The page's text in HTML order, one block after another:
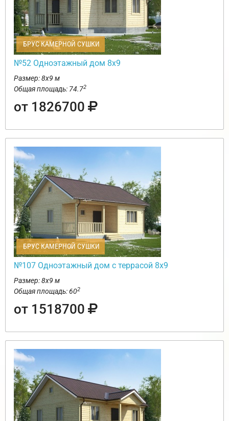
БРУС КАМЕРНОЙ СУШКИ
№52 Одноэтажный дом 8х9
Размер: 8х9 м
Общая площадь: 74.72
от 1826700
БРУС КАМЕРНОЙ СУШКИ
№107 Одноэтажный дом с террасой 8х9
Размер: 8х9 м
Общая площадь: 602
от 1518700